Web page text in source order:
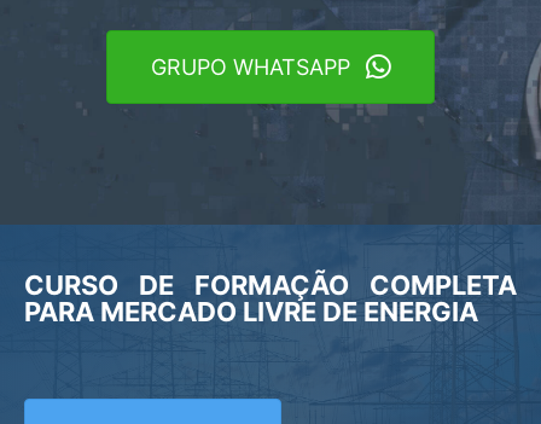
GRUPO WHATSAPP
CURSO DE FORMAÇÃO COMPLETA
PARA MERCADO LIVRE DE ENERGIA